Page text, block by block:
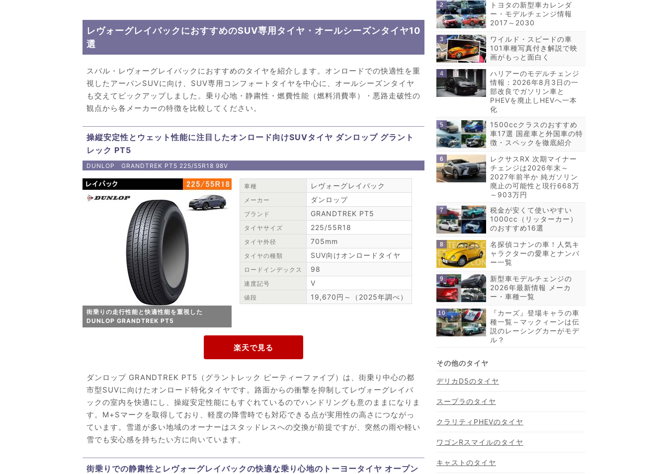
レヴォーグレイバックにおすすめのSUV専用タイヤ・オールシーズンタイヤ10
選
スバル・レヴォーグレイバックにおすすめのタイヤを紹介します。オンロードでの快適性を重
視したアーバンSUVに向け、SUV専用コンフォートタイヤを中心に、オールシーズンタイヤ
も交えてピックアップしました。乗り心地・静粛性・燃費性能（燃料消費率）・悪路走破性の
観点から各メーカーの特徴を比較してください。
操縦安定性とウェット性能に注目したオンロード向けSUVタイヤ ダンロップ グラント
レック PT5
DUNLOP GRANDTREK PT5 225/55R18 98V
街乗りの走行性能と快適性能を重視した
DUNLOP GRANDTREK PT5
車種 レヴォーグレイバック
メーカー ダンロップ
ブランド GRANDTREK PT5
タイヤサイズ 225/55R18
タイヤ外径 705mm
タイヤの種類 SUV向けオンロードタイヤ
ロードインデックス 98
速度記号 V
値段 19,670円～（2025年調べ）
ダンロップ GRANDTREK PT5（グラントレック ピーティーファイブ）は、街乗り中心の都
市型SUVに向けたオンロード特化タイヤです。路面からの衝撃を抑制してレヴォーグレイバ
ックの室内を快適にし、操縦安定性能にもすぐれているのでハンドリングも意のままになりま
す。M+Sマークを取得しており、軽度の降雪時でも対応できる点が実用性の高さにつながっ
ています。雪道が多い地域のオーナーはスタッドレスへの交換が前提ですが、突然の雨や軽い
雪でも安心感を持ちたい方に向いています。
街乗りでの静粛性とレヴォーグレイバックの快適な乗り心地のトーヨータイヤ オープン
トヨタの新型車カレンダ
ー・モデルチェンジ情報
2017～2030
ワイルド・スピードの車
101車種写真付き解説で映
画がもっと面白く
ハリアーのモデルチェンジ
情報：2026年8月3日の一
部改良でガソリン車と
PHEVを廃止しHEVへ一本
化
1500ccクラスのおすすめ
車17選 国産車と外国車の特
徴・スペックを徹底紹介
レクサスRX 次期マイナー
チェンジは2026年末～
2027年前半か 純ガソリン
廃止の可能性と現行668万
～903万円
税金が安くて使いやすい
1000cc（リッターカー）
のおすすめ16選
名探偵コナンの車！人気キ
ャラクターの愛車とナンバ
ー一覧
新型車モデルチェンジの
2026年最新情報 メーカ
ー・車種一覧
『カーズ』登場キャラの車
種一覧～マックィーンは伝
説のレーシングカーがモデ
ル？
デリカD5のタイヤ
スープラのタイヤ
クラリティPHEVのタイヤ
ワゴンRスマイルのタイヤ
キャストのタイヤ